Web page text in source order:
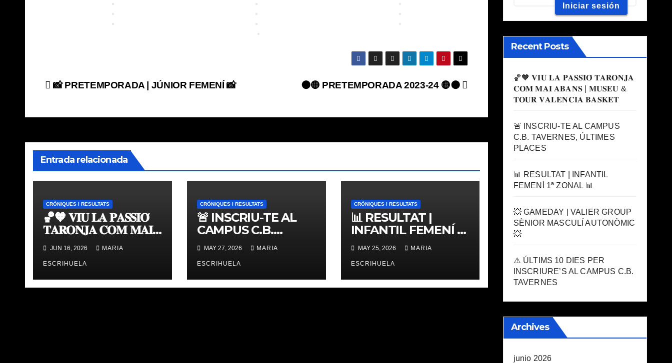
Navegación
⚫🟡 PRETEMPORADA 2023-24 🟡⚫
📸 PRETEMPORADA | JÚNIOR FEMENÍ 📸
Entrada relacionada
CRÒNIQUES I RESULTATS
🏀🧡 𝐕𝐈𝐔 𝐋𝐀 𝐏𝐀𝐒𝐒𝐈𝐎́
𝐓𝐀𝐑𝐎𝐍𝐉𝐀 𝐂𝐎𝐌 𝐌𝐀𝐈
𝐀𝐁𝐀𝐍𝐒 | 𝐌𝐔𝐒𝐄𝐔 &
𝐓𝐎𝐔𝐑 𝐕𝐀𝐋𝐄𝐍𝐂𝐈𝐀
𝐁𝐀𝐒𝐊𝐄𝐓
JUN 16, 2026 MARIA
ESCRIHUELA
CRÒNIQUES I RESULTATS
🚨 INSCRIU-TE AL
CAMPUS C.B.
TAVERNES,
ÚLTIMES PLACES
MAY 27, 2026 MARIA
ESCRIHUELA
CRÒNIQUES I RESULTATS
📊 RESULTAT |
INFANTIL FEMENÍ 1ª
ZONAL 📊
MAY 25, 2026 MARIA
ESCRIHUELA
Recent Posts
🏀🧡 𝐕𝐈𝐔 𝐋𝐀 𝐏𝐀𝐒𝐒𝐈𝐎́ 𝐓𝐀𝐑𝐎𝐍𝐉𝐀
𝐂𝐎𝐌 𝐌𝐀𝐈 𝐀𝐁𝐀𝐍𝐒 | 𝐌𝐔𝐒𝐄𝐔 &
𝐓𝐎𝐔𝐑 𝐕𝐀𝐋𝐄𝐍𝐂𝐈𝐀 𝐁𝐀𝐒𝐊𝐄𝐓
🚨 INSCRIU-TE AL CAMPUS
C.B. TAVERNES, ÚLTIMES
PLACES
📊 RESULTAT | INFANTIL
FEMENÍ 1ª ZONAL 📊
💥 GAMEDAY | VALIER GROUP
SÈNIOR MASCULÍ AUTONÒMIC
💥
⚠️ ÚLTIMS 10 DIES PER
INSCRIURE’S AL CAMPUS C.B.
TAVERNES
Archives
junio 2026